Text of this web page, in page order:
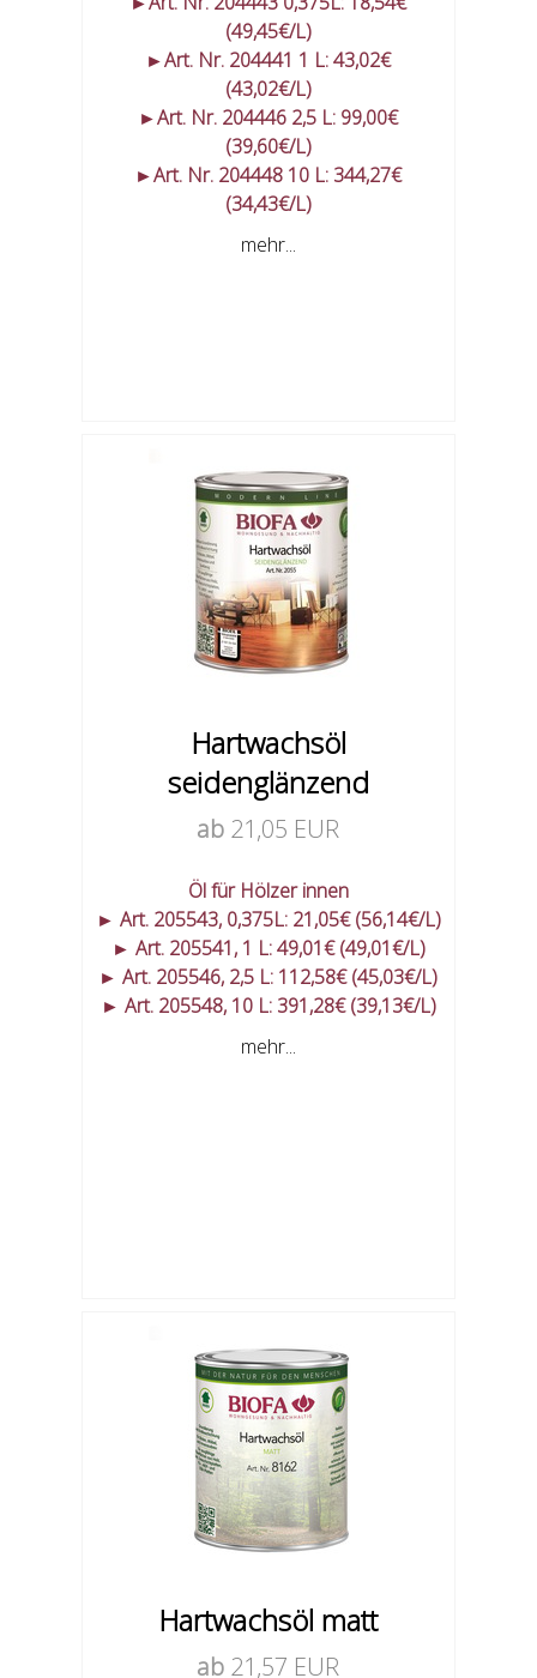
(49,45€/L)
►Art. Nr. 204441 1 L: 43,02€
(43,02€/L)
►Art. Nr. 204446 2,5 L: 99,00€
(39,60€/L)
►Art. Nr. 204448 10 L: 344,27€
(34,43€/L)
mehr...
Hartwachsöl
seidenglänzend
ab 21,05 EUR
Öl für Hölzer innen
► Art. 205543, 0,375L: 21,05€ (56,14€/L)
► Art. 205541, 1 L: 49,01€ (49,01€/L)
► Art. 205546, 2,5 L: 112,58€ (45,03€/L)
► Art. 205548, 10 L: 391,28€ (39,13€/L)
mehr...
Hartwachsöl matt
ab 21,57 EUR